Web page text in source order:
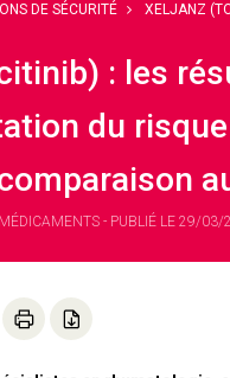
DE SÉCURITÉ XELJANZ
: les
du
- PUBLIÉ LE 29/03/